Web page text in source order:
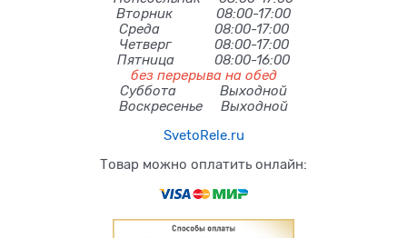
Вторник 08:00-17:00
Среда 08:00-17:00
Четверг 08:00-17:00
Пятница 08:00-16:00
без перерыва на обед
Суббота Выходной
Воскресенье Выходной
SvetoRele.ru
Товар можно оплатить онлайн: